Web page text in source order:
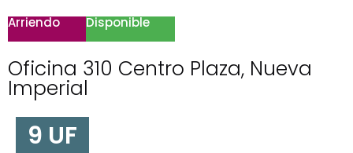
Arriendo Disponible
Oficina 310 Centro Plaza, Nueva
Imperial
9 UF